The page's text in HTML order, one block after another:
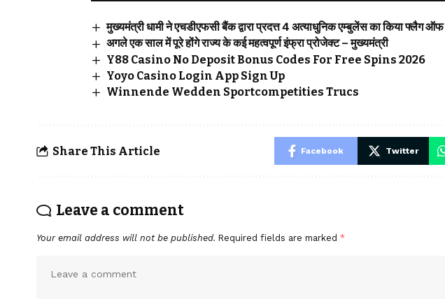
मुख्यमंत्री धामी ने एचडीएफसी बैंक द्वारा प्रदत्त 4 अत्याधुनिक एम्बुलेंस का किया फ्लैग ऑफ
अगले एक साल में पूरे होंगे राज्य के कई महत्वपूर्ण इंफ्रा प्रोजेक्ट – मुख्यमंत्री
Y88 Casino No Deposit Bonus Codes For Free Spins 2026
Yoyo Casino Login App Sign Up
Winnende Wedden Sportcompetities Trucs
Share This Article Facebook Twitter
Leave a comment
Your email address will not be published. Required fields are marked *